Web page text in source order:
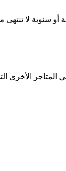
سنوية لا تنتهى
الأخرى